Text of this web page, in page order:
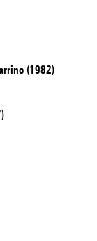
(1982)